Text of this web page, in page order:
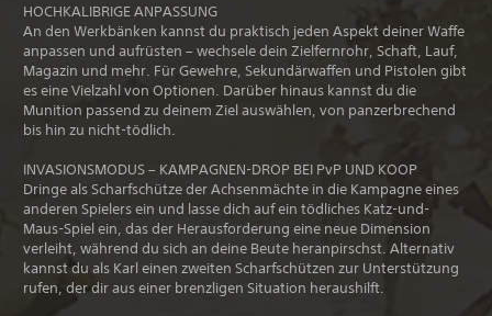
HOCHKALIBRIGE ANPASSUNG
An den Werkbänken kannst du praktisch jeden Aspekt deiner Waffe
anpassen und aufrüsten – wechsele dein Zielfernrohr, Schaft, Lauf,
Magazin und mehr. Für Gewehre, Sekundärwaffen und Pistolen gibt
es eine Vielzahl von Optionen. Darüber hinaus kannst du die
Munition passend zu deinem Ziel auswählen, von panzerbrechend
bis hin zu nicht-tödlich.
INVASIONSMODUS – KAMPAGNEN-DROP BEI PvP UND KOOP
Dringe als Scharfschütze der Achsenmächte in die Kampagne eines
anderen Spielers ein und lasse dich auf ein tödliches Katz-und-
Maus-Spiel ein, das der Herausforderung eine neue Dimension
verleiht, während du sich an deine Beute heranpirschst. Alternativ
kannst du als Karl einen zweiten Scharfschützen zur Unterstützung
rufen, der dir aus einer brenzligen Situation heraushilft.